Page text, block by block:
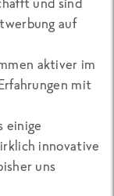
auf
aktiver im
mit
einige
innovative
uns